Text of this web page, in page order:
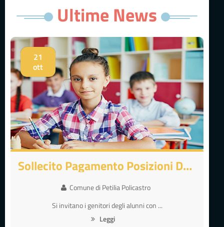
Ultime News
21
ott
Sollecito Pagamento Posizioni Debitorie
Comune di Petilia Policastro
Si invitano i genitori degli alunni con ...
Leggi